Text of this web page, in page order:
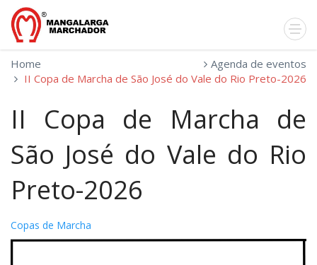
Home
Agenda de eventos
II Copa de Marcha de São José do Vale do Rio Preto-2026
II Copa de Marcha de
São José do Vale do Rio
Preto-2026
Copas de Marcha